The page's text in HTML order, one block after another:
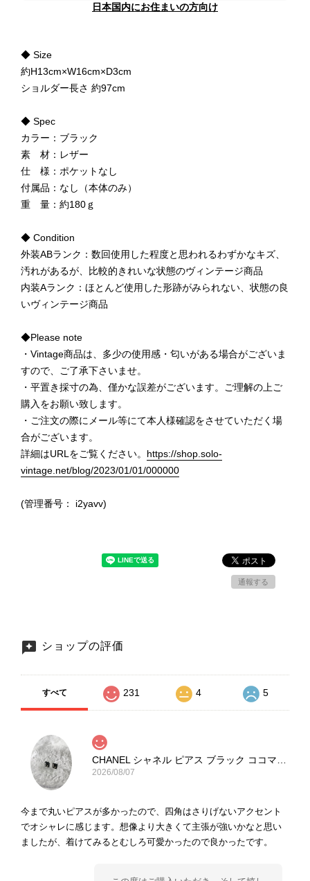
日本国内にお住まいの方向け
◆ Size
約H13cm×W16cm×D3cm
ショルダー長さ 約97cm
◆ Spec
カラー：ブラック
素 材：レザー
仕 様：ポケットなし
付属品：なし（本体のみ）
重 量：約180ｇ
◆ Condition
外装ABランク：数回使用した程度と思われるわずかなキズ、
汚れがあるが、比較的きれいな状態のヴィンテージ商品
内装Aランク：ほとんど使用した形跡がみられない、状態の良
いヴィンテージ商品
◆Please note
・Vintage商品は、多少の使用感・匂いがある場合がございま
すので、ご了承下さいませ。
・平置き採寸の為、僅かな誤差がございます。ご理解の上ご
購入をお願い致します。
・ご注文の際にメール等にて本人様確認をさせていただく場
合がございます。
詳細はURLをご覧ください。 https://shop.solo-
vintage.net/blog/2023/01/01/000000
(管理番号： i2yavv)
通報する
ショップの評価
すべて 231 4 5
2026/08/07
今まで丸いピアスが多かったので、四角はさりげないアクセント
でオシャレに感じます。想像より大きくて主張が強いかなと思い
ましたが、着けてみるとむしろ可愛かったので良かったです。